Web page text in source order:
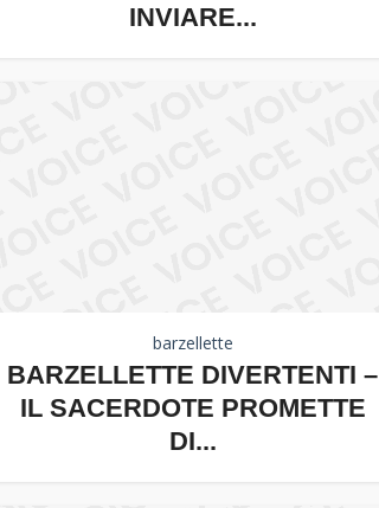
INVIARE...
barzellette
BARZELLETTE DIVERTENTI –
IL SACERDOTE PROMETTE
DI...